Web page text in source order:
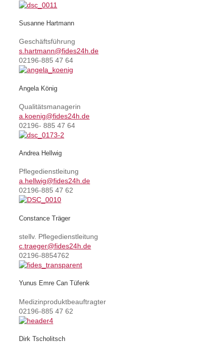
Susanne Hartmann
Geschäftsführung
s.hartmann@fides24h.de
02196-885 47 64
Angela König
Qualitätsmanagerin
a.koenig@fides24h.de
02196- 885 47 64
Andrea Hellwig
Pflegedienstleitung
a.hellwig@fides24h.de
02196-885 47 62
Constance Träger
stellv. Pflegedienstleitung
c.traeger@fides24h.de
02196-8854762
Yunus Emre Can Tüfenk
Medizinproduktbeauftragter
02196-885 47 62
Dirk Tscholitsch